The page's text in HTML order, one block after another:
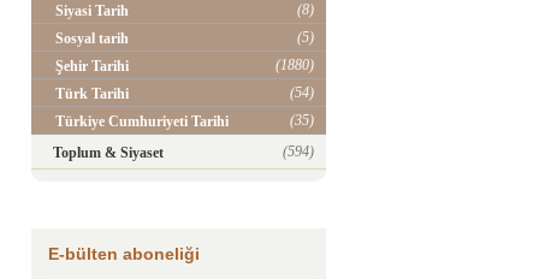
Siyasi Tarih
(8)
Sosyal tarih
(5)
Şehir Tarihi
(1880)
Türk Tarihi
(54)
Türkiye Cumhuriyeti Tarihi
(35)
Toplum & Siyaset
(594)
E-bülten aboneliği